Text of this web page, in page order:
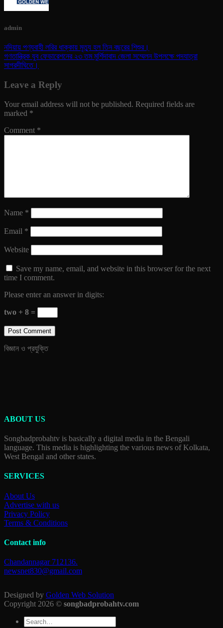
admin
নদিয়ায় পণ্যবাহী লরির ধাক্কায় মৃত্যু হল তিন বছরের শিশুর।
গণতান্ত্রিক যুব ফেডারেশনের ২৩ তম মুর্শিদাবাদ জেলা সম্মেলন উপলক্ষে পদযাত্রা
সাগরদীঘিতে।
Leave a Reply
Your email address will not be published. Required fields are
marked *
Comment *
Name *
Email *
Website
Save my name, email, and website in this browser for the next
time I comment.
Please enter an answer in digits:
two + 8 =
বিজ্ঞান ও প্রযুক্তি
ABOUT US
Songbadprobahtv is basically a digital media in the Bengali
language. This media is highlighting the various news of Kolkata,
West Bengal and other states.
SERVICES
About Us
Advertise with us
Privacy Policy
Terms & Conditions
Contact info
Chandannagar 712136.
newsnet830@gmail.com
Designed by Golden Web Solution
Copyright 2026 © songbadprobahtv.com